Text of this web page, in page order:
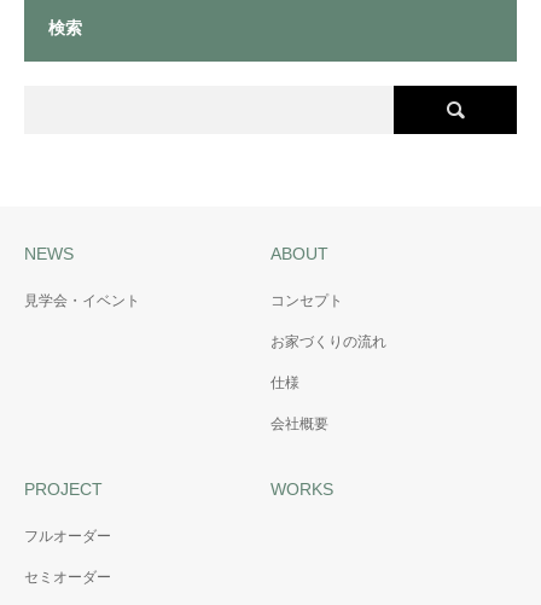
検索
NEWS
見学会・イベント
ABOUT
コンセプト
お家づくりの流れ
仕様
会社概要
PROJECT
フルオーダー
セミオーダー
WORKS